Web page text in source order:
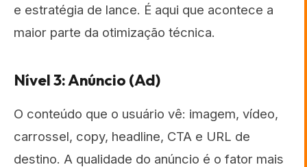
e estratégia de lance. É aqui que acontece a
maior parte da otimização técnica.
Nível 3: Anúncio (Ad)
O conteúdo que o usuário vê: imagem, vídeo,
carrossel, copy, headline, CTA e URL de
destino. A qualidade do anúncio é o fator mais